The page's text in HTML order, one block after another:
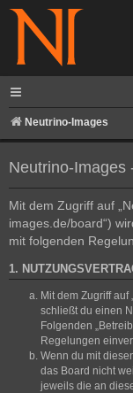
Neutrino-Images
Neutrino-Images
Mit dem Zugriff auf
images.de/board“)
mit folgenden
1.
Mit dem Zugriff auf
schließt du einen
Folgenden
Regelungen
Wenn du mit
das Board nicht
jeweils die an